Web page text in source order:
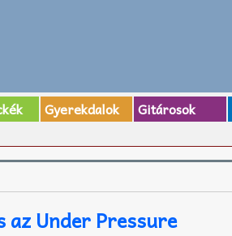
Gyerekdalok Gitárosok
az Under Pressure